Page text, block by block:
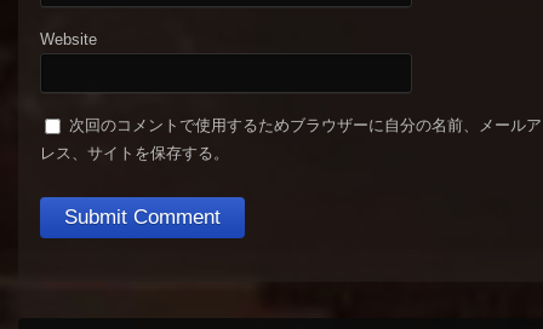
Website
次回のコメントで使用するためブラウザーに自分の名前、メール
レス、サイトを保存する。